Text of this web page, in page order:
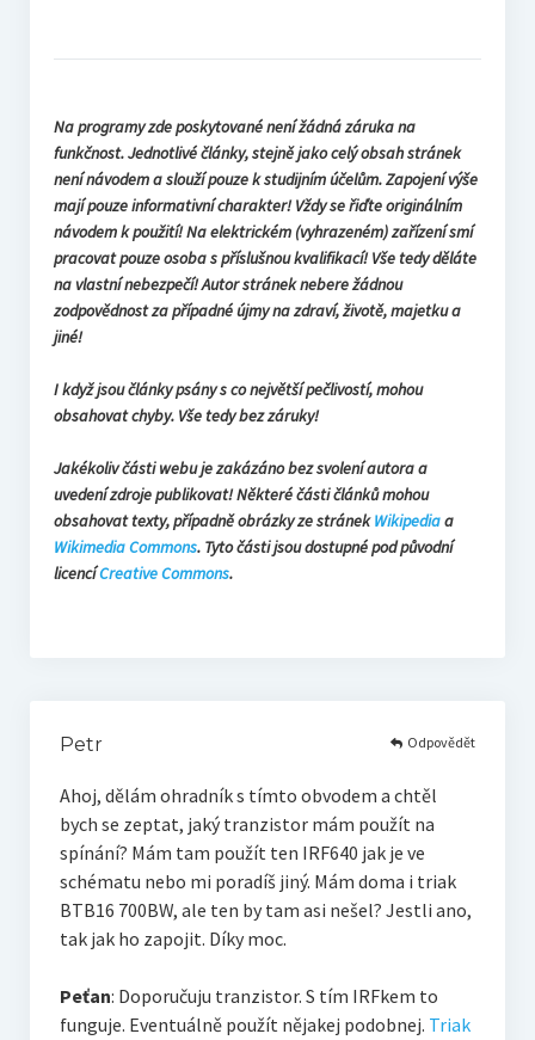
Na programy zde poskytované není žádná záruka na
funkčnost. Jednotlivé články, stejně jako celý obsah stránek
není návodem a slouží pouze k studijním účelům. Zapojení výše
mají pouze informativní charakter! Vždy se řiďte originálním
návodem k použití! Na elektrickém (vyhrazeném) zařízení smí
pracovat pouze osoba s příslušnou kvalifikací! Vše tedy děláte
na vlastní nebezpečí! Autor stránek nebere žádnou
zodpovědnost za případné újmy na zdraví, životě, majetku a
jiné!
I když jsou články psány s co největší pečlivostí, mohou
obsahovat chyby. Vše tedy bez záruky!
Jakékoliv části webu je zakázáno bez svolení autora a
uvedení zdroje publikovat! Některé části článků mohou
obsahovat texty, případně obrázky ze stránekWikipediaa
Wikimedia Commons. Tyto části jsou dostupné pod původní
licencíCreative Commons.
Petr
Ahoj, dělám ohradník s tímto obvodem a chtěl
bych se zeptat, jaký tranzistor mám použít na
spínání? Mám tam použít ten IRF640 jak je ve
schématu nebo mi poradíš jiný. Mám doma i triak
BTB16 700BW, ale ten by tam asi nešel? Jestli ano,
tak jak ho zapojit. Díky moc.
Peťan: Doporučuju tranzistor. S tím IRFkem to
funguje. Eventuálně použít nějakej podobnej. Triak
Odpovědět